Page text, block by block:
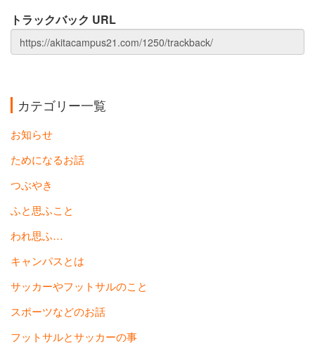
トラックバック URL
カテゴリー一覧
お知らせ
ためになるお話
つぶやき
ふと思ふこと
われ思ふ…
キャンパスとは
サッカーやフットサルのこと
スポーツなどのお話
フットサルとサッカーの事